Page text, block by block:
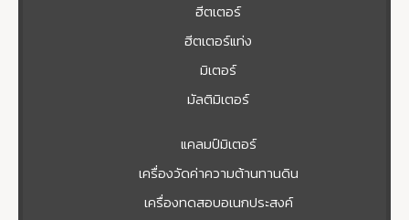
ฮีตเตอร์
ฮีตเตอร์แท่ง
มิเตอร์
มัลติมิเตอร์
แคลมป์มิเตอร์
เครื่องวัดค่าความต้านทานดิน
เครื่องทดสอบอเนกประสงค์